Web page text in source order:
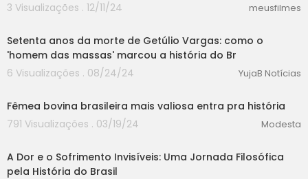
3 Visualizações . 12/11/24
meusfilmes
Setenta anos da morte de Getúlio Vargas: como o
'homem das massas' marcou a história do Br
6 Visualizações . 08/24/24
YujaB Notícias
Fêmea bovina brasileira mais valiosa entra pra história
791 Visualizações . 03/19/24
Modesta
A Dor e o Sofrimento Invisíveis: Uma Jornada Filosófica
pela História do Brasil